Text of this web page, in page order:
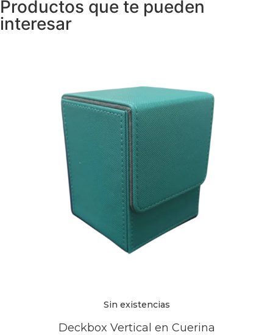
Productos que te pueden
interesar
Sin existencias
Deckbox Vertical en Cuerina